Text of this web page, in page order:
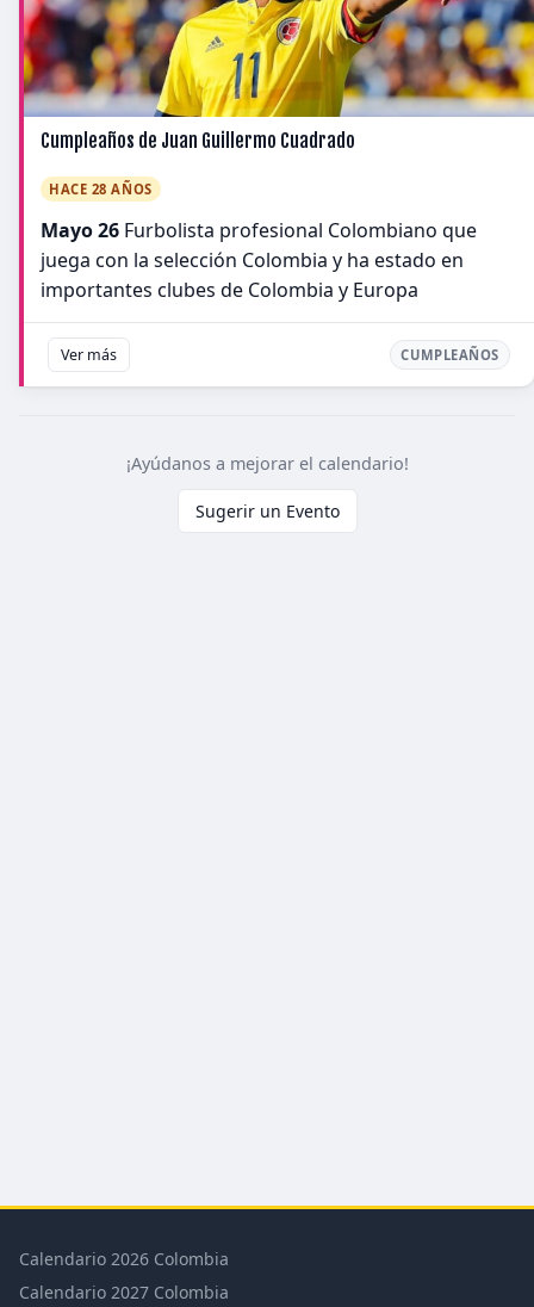
Cumpleaños de Juan Guillermo Cuadrado
HACE 28 AÑOS
Mayo 26 Furbolista profesional Colombiano que
juega con la selección Colombia y ha estado en
importantes clubes de Colombia y Europa
Ver más CUMPLEAÑOS
¡Ayúdanos a mejorar el calendario!
Sugerir un Evento
Calendario 2026 Colombia
Calendario 2027 Colombia